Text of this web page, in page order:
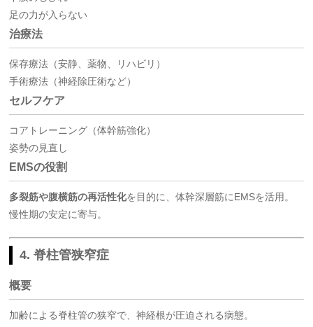
足の力が入らない
治療法
保存療法（安静、薬物、リハビリ）
手術療法（神経除圧術など）
セルフケア
コアトレーニング（体幹筋強化）
姿勢の見直し
EMSの役割
多裂筋や腹横筋の再活性化を目的に、体幹深層筋にEMSを活用。
慢性期の安定に寄与。
4. 脊柱管狭窄症
概要
加齢による脊柱管の狭窄で、神経根が圧迫される病態。